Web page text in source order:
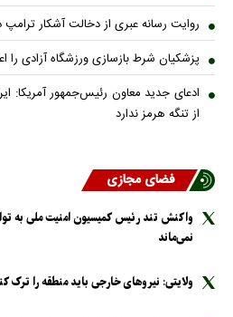
روایت رسانه عبری از دخالت آشکار ترامپ
پزشکیان شرط بازسازی ورزشگاه آزادی را
ادعای جدید معاون رئیس‌جمهور آمریکا:
از تنگه هرمز ندارد
فضای مجازی
واکنش تند رئیس کمیسیون امنیت ملی به
نمی‌ماند
ولایتی: نیرو‌های خارجی باید منطقه را ترک